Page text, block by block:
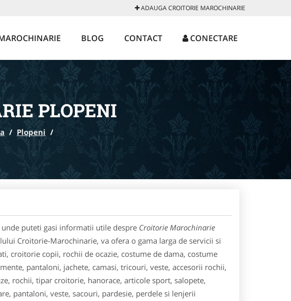
ADAUGA CROITORIE MAROCHINARIE
BLOG CONTACT CONECTARE
PLOPENI
/ Plopeni /
puteti gasi informatii utile despre Croitorie Marochinarie
Croitorie-Marochinarie, va ofera o gama larga de servicii si
croitorie copii, rochii de ocazie, costume de dama, costume
pantaloni, jachete, camasi, tricouri, veste, accesorii rochii,
rochii, tipar croitorie, hanorace, articole sport, salopete,
pantaloni, veste, sacouri, pardesie, perdele si lenjerii